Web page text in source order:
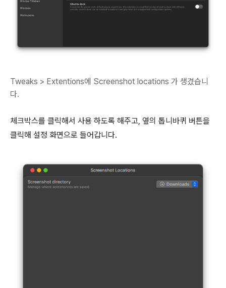
Tweaks > Extentions에 Screenshot locations 가 생겼습니
다.
체크박스를 클릭해서 사용 하도록 해주고, 옆의 톱니바퀴 버튼을
클릭해 설정 화면으로 들어갑니다.